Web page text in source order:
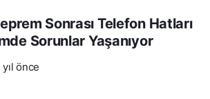
Sonrası Telefon Hatları
Sorunlar Yaşanıyor
yıl önce